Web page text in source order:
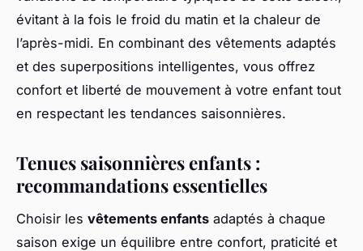
évitant à la fois le froid du matin et la chaleur de
l’après-midi. En combinant des vêtements adaptés
et des superpositions intelligentes, vous offrez
confort et liberté de mouvement à votre enfant tout
en respectant les tendances saisonnières.
Tenues saisonnières enfants :
recommandations essentielles
Choisir les vêtements enfants adaptés à chaque
saison exige un équilibre entre confort, praticité et